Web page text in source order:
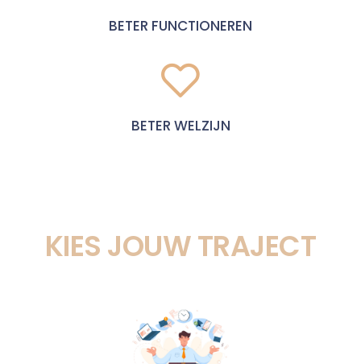
BETER FUNCTIONEREN
BETER WELZIJN
KIES JOUW TRAJECT